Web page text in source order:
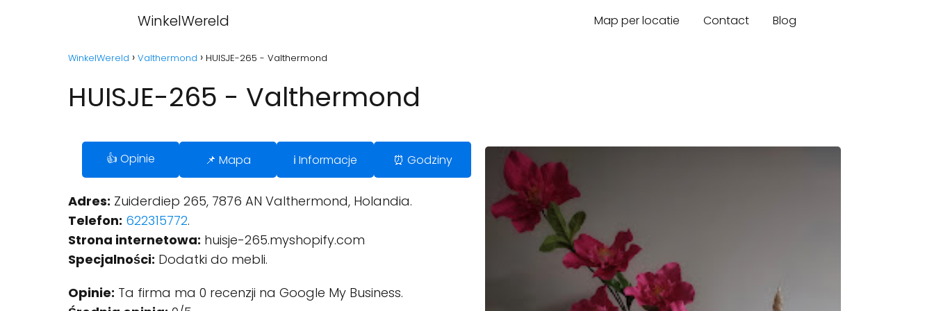
WinkelWereld Map per locatie Contact Blog
WinkelWereld Valthermond HUISJE-265 - Valthermond
HUISJE-265 - Valthermond
👍 Opinie 📌 Mapa ℹ️ Informacje ⏰ Godziny
Adres: Zuiderdiep 265, 7876 AN Valthermond, Holandia.
Telefon: 622315772.
Strona internetowa: huisje-265.myshopify.com
Specjalności: Dodatki do mebli.
Opinie: Ta firma ma 0 recenzji na Google My Business.